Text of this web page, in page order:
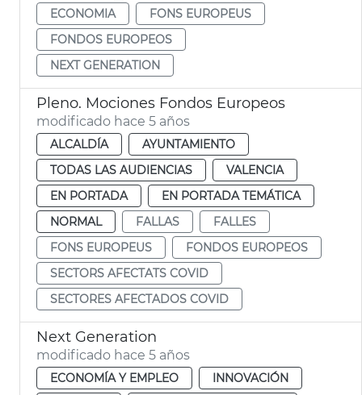
ECONOMIA
FONS EUROPEUS
FONDOS EUROPEOS
NEXT GENERATION
Pleno. Mociones Fondos Europeos
modificado hace 5 años
ALCALDÍA
AYUNTAMIENTO
TODAS LAS AUDIENCIAS
VALENCIA
EN PORTADA
EN PORTADA TEMÁTICA
NORMAL
FALLAS
FALLES
FONS EUROPEUS
FONDOS EUROPEOS
SECTORS AFECTATS COVID
SECTORES AFECTADOS COVID
Next Generation
modificado hace 5 años
ECONOMÍA Y EMPLEO
INNOVACIÓN